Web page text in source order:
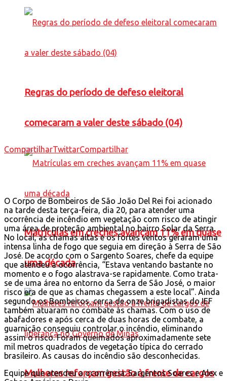
Regras do período de defeso eleitoral
comecaram a valer deste sábado (04)
Matrículas em creches avançam 11% em quase
uma década
Mulheres reforçam gestão à frente de cargos
CompartilharTwittarCompartilhar
O Corpo de Bombeiros de São João Del Rei foi acionado
na tarde desta terça-feira, dia 20, para atender uma
ocorrência de incêndio em vegetação com risco de atingir
uma área de proteção ambiental no bairro Solar da Serra.
No local, as chamas altas e os fortes ventos geraram uma
intensa linha de fogo que seguia em direção à Serra de São
José. De acordo com o Sargento Soares, chefe da equipe
que atendeu a ocorrência, “Estava ventando bastante no
momento e o fogo alastrava-se rapidamente. Como trata-
se de uma área no entorno da Serra de São José, o maior
risco era de que as chamas chegassem a este local”. Ainda
segundo os Bombeiros, cerca de onze brigadistas do IEF
também atuaram no combate às chamas. Com o uso de
abafadores e após cerca de duas horas de combate, a
guarnição conseguiu controlar o incêndio, eliminando
assim o risco. Foram queimados aproximadamente sete
mil metros quadrados de vegetação típica do cerrado
brasileiro. As causas do incêndio são desconhecidas.
Equipe que atendeu a ocorrência: Sargentos Soares e Alex e